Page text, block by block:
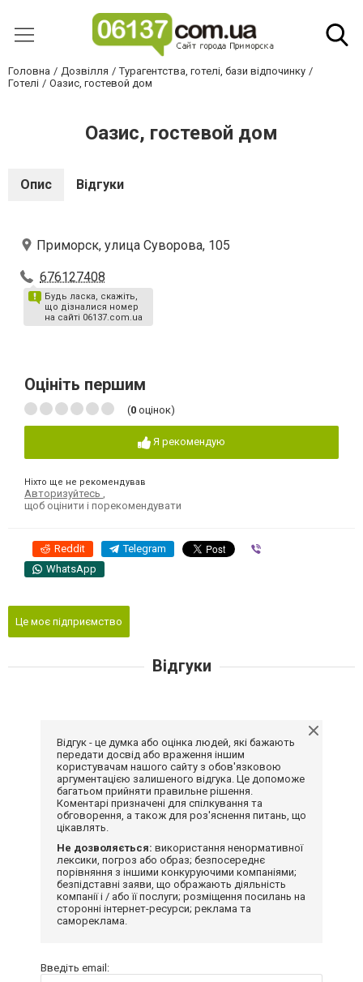
Головна Дозвілля
Турагентства, готелі, бази відпочинку
Готелі
Оазис, гостевой дом
Оазис, гостевой дом
Опис Відгуки
Приморск, улица Суворова, 105
676127408
Будь ласка, скажіть,
що дізналися номер
на сайті 06137.com.ua
Оцініть першим
(0 оцінок)
Я рекомендую
Ніхто ще не рекомендував
Авторизуйтесь
щоб оцінити і порекомендувати
Reddit Telegram
WhatsApp
Це моє підприємство
Відгуки
Відгук - це думка або оцінка людей, які бажають
передати досвід або враження іншим
користувачам нашого сайту з обов'язковою
аргументацією залишеного відгука. Це допоможе
багатьом прийняти правильне рішення.
Коментарі призначені для спілкування та
обговорення, а також для роз'яснення питань, що
цікавлять.
Не дозволяється: використання ненормативної
лексики, погроз або образ; безпосереднє
порівняння з іншими конкуруючими компаніями;
безпідставні заяви, що ображають діяльність
компанії і / або її послуги; розміщення посилань на
сторонні інтернет-ресурси; реклама та
самореклама.
Введіть email: